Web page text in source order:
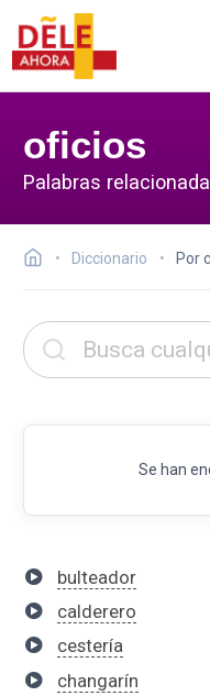
oficios
Palabras
Diccionario Por
Se han
bulteador
calderero
cestería
changarín